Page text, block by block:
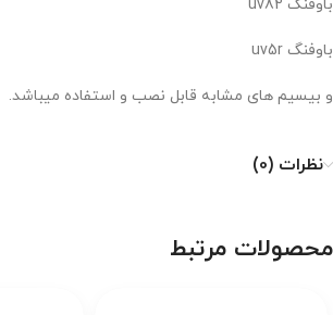
باوفنگ uv82
باوفنگ uv5r
و بیسیم های مشابه قابل نصب و استفاده میباشد.
نظرات (0)
محصولات مرتبط